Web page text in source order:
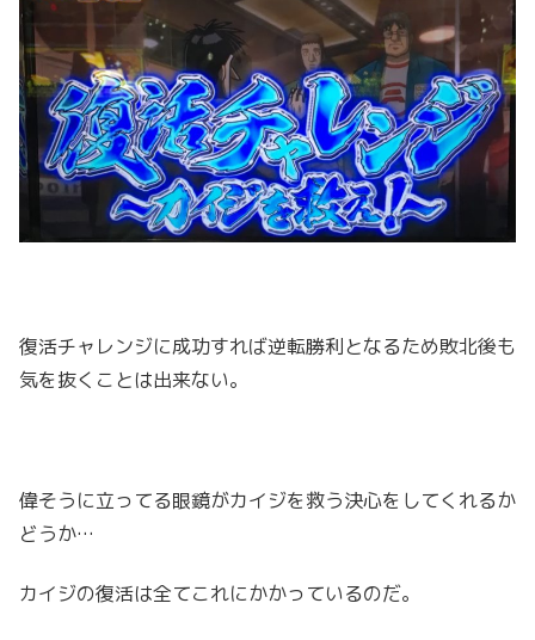
復活チャレンジに成功すれば逆転勝利となるため敗北後も
気を抜くことは出来ない。
偉そうに立ってる眼鏡がカイジを救う決心をしてくれるか
どうか…
カイジの復活は全てこれにかかっているのだ。